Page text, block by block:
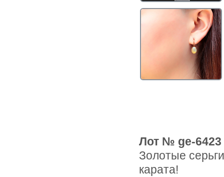
Лот № ge-6423
Золотые
карата!